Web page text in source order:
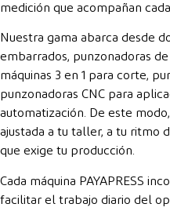
medición que acompañan
Nuestra gama abarca desde
embarrados, punzonadoras
máquinas 3 en 1 para corte,
punzonadoras CNC para
automatización. De este
ajustada a tu taller, a tu ritmo
que exige tu producción.
Cada máquina PAYAPRESS
facilitar el trabajo diario del